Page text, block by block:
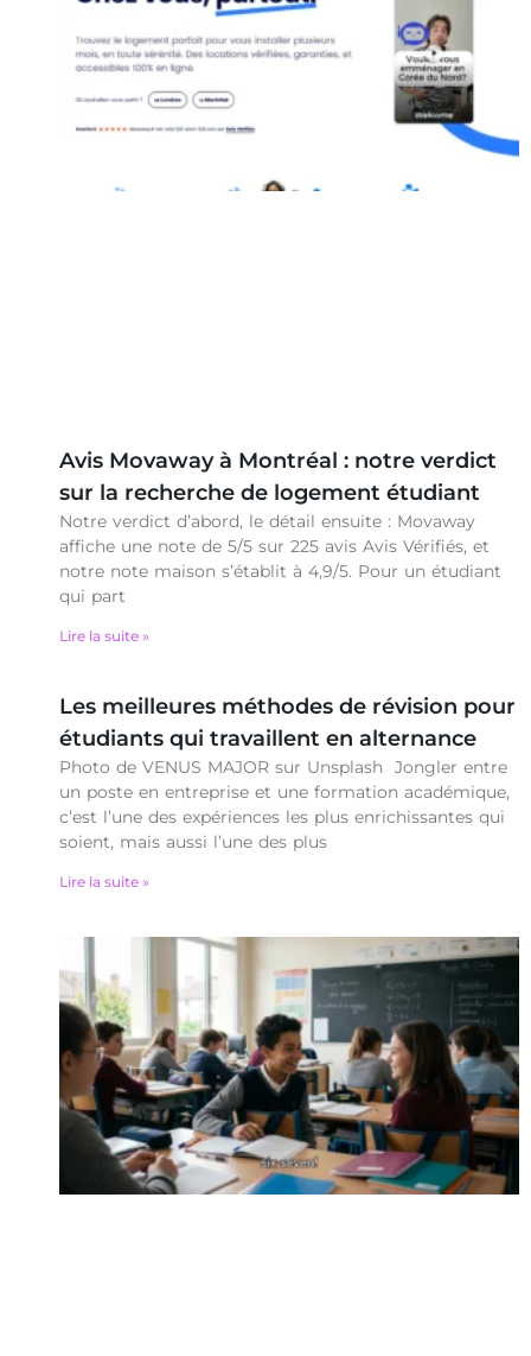
Avis Movaway à Montréal : notre verdict
sur la recherche de logement étudiant
Notre verdict d’abord, le détail ensuite : Movaway
affiche une note de 5/5 sur 225 avis Avis Vérifiés, et
notre note maison s’établit à 4,9/5. Pour un étudiant
qui part
Lire la suite »
Les meilleures méthodes de révision pour
étudiants qui travaillent en alternance
Photo de VENUS MAJOR sur Unsplash Jongler entre
un poste en entreprise et une formation académique,
c’est l’une des expériences les plus enrichissantes qui
soient, mais aussi l’une des plus
Lire la suite »